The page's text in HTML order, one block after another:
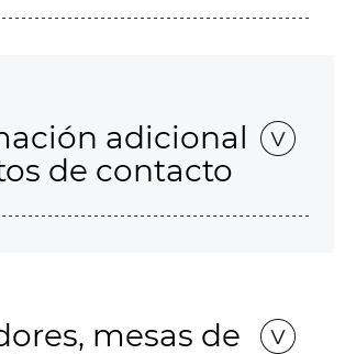
adicional
de contacto
mesas de